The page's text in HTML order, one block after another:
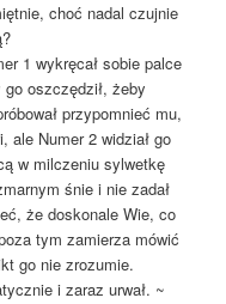
choć nadal czujnie
1 wykręcał sobie palce
go oszczędził, żeby
przypomnieć mu,
ale Numer 2 widział go
w milczeniu sylwetkę
śnie i nie zadał
że doskonale Wie, co
tym zamierza mówić
go nie zrozumie.
i zaraz urwał. ~